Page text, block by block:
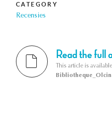
CATEGORY
Recensies
Read the full
This article is